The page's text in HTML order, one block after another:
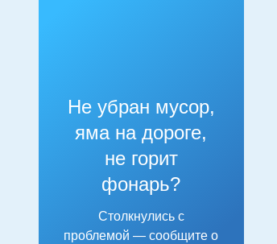
Не убран мусор,
яма на дороге,
не горит
фонарь?
Столкнулись с
проблемой — сообщите о